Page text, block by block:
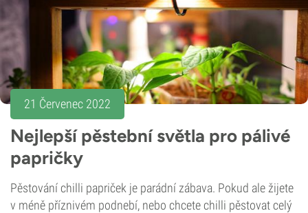
21 Červenec 2022
Nejlepší pěstební světla pro pálivé
papričky
Pěstování chilli papriček je parádní zábava. Pokud ale žijete
v méně příznivém podnebí, nebo chcete chilli pěstovat celý